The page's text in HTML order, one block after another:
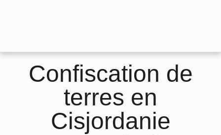
Confiscation de
terres en
Cisjordanie